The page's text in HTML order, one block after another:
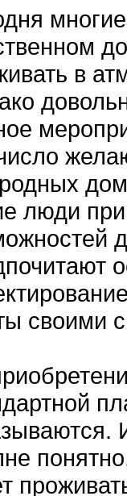
в
люди
своими